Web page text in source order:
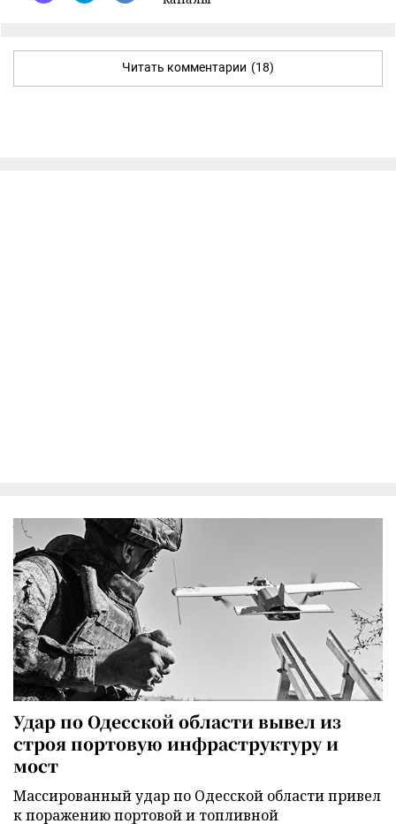
Читать комментарии (18)
Удар по Одесской области вывел из
строя портовую инфраструктуру и
мост
Массированный удар по Одесской области привел
к поражению портовой и топливной